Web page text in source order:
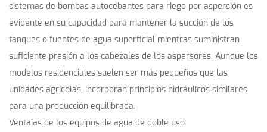
sistemas de bombas autocebantes para riego por aspersión es
evidente en su capacidad para mantener la succión de los
tanques o fuentes de agua superficial mientras suministran
suficiente presión a los cabezales de los aspersores. Aunque los
modelos residenciales suelen ser más pequeños que las
unidades agrícolas, incorporan principios hidráulicos similares
para una producción equilibrada.
Ventajas de los equipos de agua de doble uso